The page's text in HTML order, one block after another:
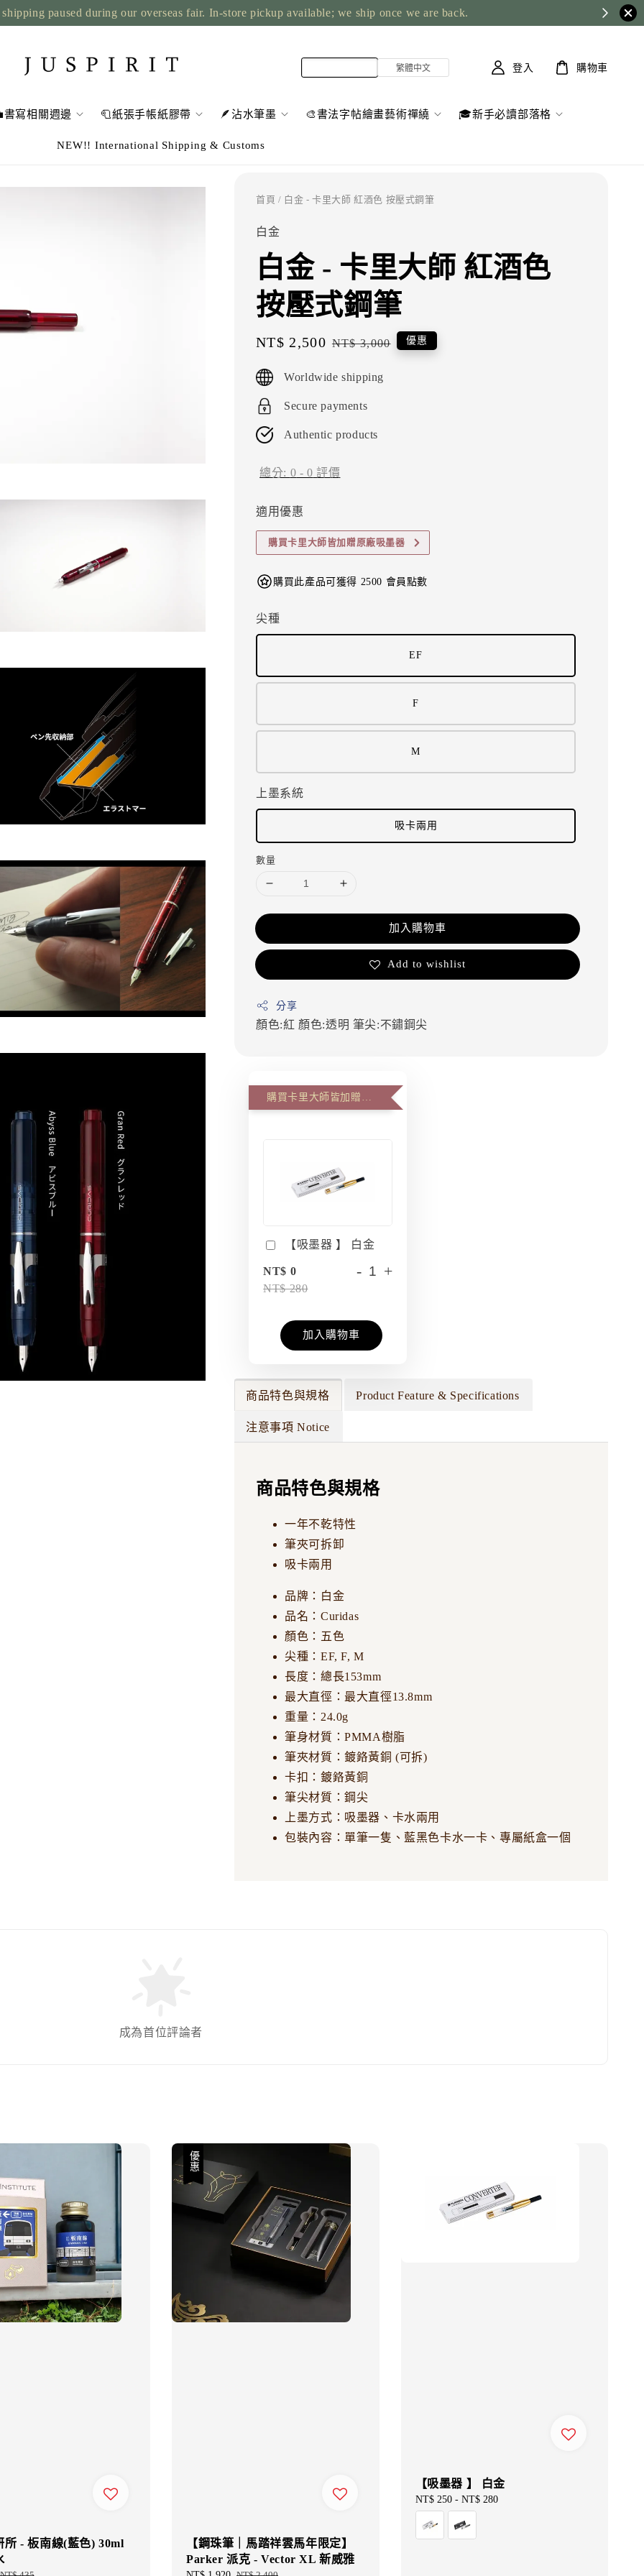
paused during our overseas fair. In-store pickup available; we ship once we are back.
書寫相關週邊 🧻紙張手帳紙膠帶 🪶沾水筆墨 🎨書法字帖繪畫藝術禪繞 🎓新手必讀部落格
NEW!! International Shipping & Customs
登入 購物車
首頁 / 白金 - 卡里大師 紅酒色 按壓式鋼筆
白金
白金 - 卡里大師 紅酒色
按壓式鋼筆
Sale
NT$ 2,500 Regular
NT$ 3,000 優惠
Worldwide shipping
Secure payments
Authentic products
總分: 0 -0 評價
適用優惠
購買卡里大師皆加贈原廠吸墨器
購買此產品可獲得 2500 會員點數
尖種
EF
F
M
上墨系統
吸卡兩用
數量
加入購物車
Add to wishlist
分享
顏色:紅 顏色:透明 筆尖:不鏽鋼尖
【吸墨器 】 白金
NT$ 0
NT$ 280
- +
加入購物車
商品特色與規格 Product Feature & Specifications
注意事項 Notice
商品特色與規格
一年不乾特性
筆夾可拆卸
吸卡兩用
品牌：白金
品名：Curidas
顏色：五色
尖種：EF, F, M
長度：總長153mm
最大直徑：最大直徑13.8mm
重量：24.0g
筆身材質：PMMA樹脂
筆夾材質：鍍鉻黃銅 (可拆)
卡扣：鍍鉻黃銅
筆尖材質：鋼尖
上墨方式：吸墨器、卡水兩用
包裝內容：單筆一隻、藍黑色卡水一卡、專屬紙盒一個
成為首位評論者
所 - 板南線(藍色) 30ml
優惠
【鋼珠筆｜馬踏祥雲馬年限定】
Parker 派克 - Vector XL 新威雅
【吸墨器 】 白金
Regular
price
NT$ 250- NT$ 280